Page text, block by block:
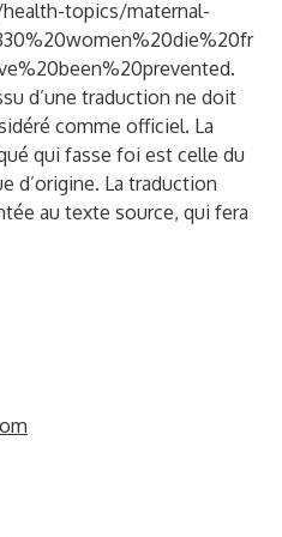
topics/maternal-
.
d’une traduction ne doit
comme officiel. La
qui fasse foi est celle du
d’origine. La traduction
au texte source, qui fera